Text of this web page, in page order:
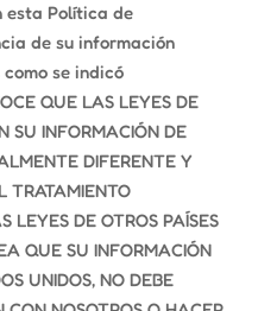
esta Política de
de su información
se indicó
QUE LAS LEYES DE
SU INFORMACIÓN DE
DIFERENTE Y
TRATAMIENTO
LEYES DE OTROS PAÍSES
QUE SU INFORMACIÓN
UNIDOS, NO DEBE